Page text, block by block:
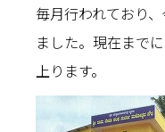
毎月行われており
ました。現在まで
上ります。